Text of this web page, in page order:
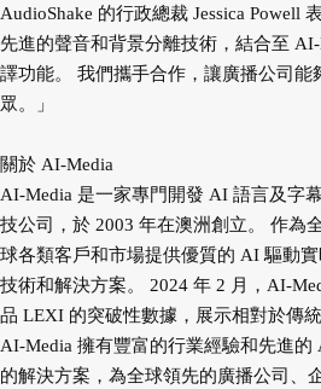
AudioShake 的行政總裁 Jessica Powell
先進的聲音和背景分離技術，結合至
譯功能。 我們攜手合作，讓廣播公司能
眾。」
關於 AI-Media
AI-Media 是一家專門開發 AI 語言及字
技公司，於 2003 年在澳洲創立。 作為
球各類客戶和市場提供優質的 AI 驅動
技術和解決方案。 2024 年 2 月，AI-
品 LEXI 的突破性數據，展示相對於傳
AI-Media 擁有豐富的行業經驗和先進
的解決方案，為全球領先的廣播公司、